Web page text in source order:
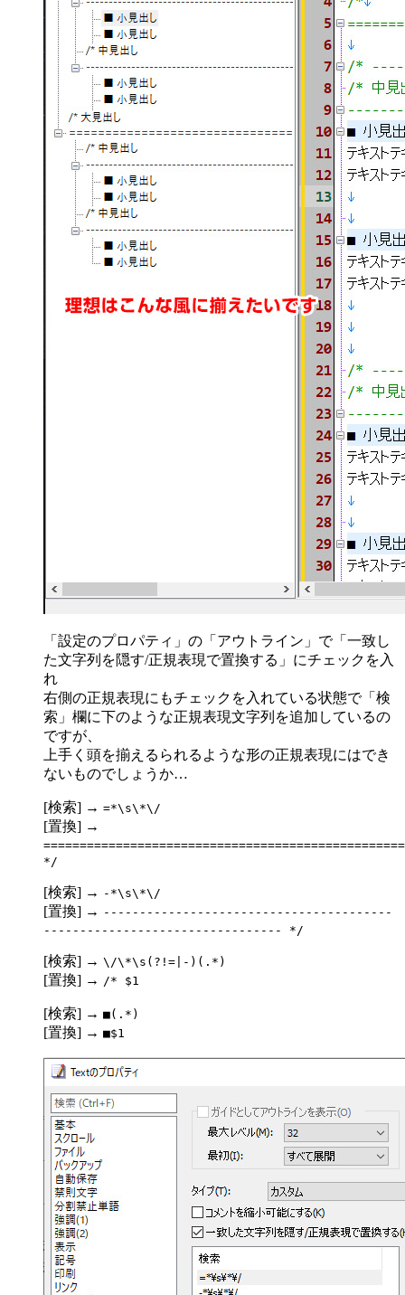
「設定のプロパティ」の「アウトライン」で「一致し
た文字列を隠す/正規表現で置換する」にチェックを入
れ
右側の正規表現にもチェックを入れている状態で「検
索」欄に下のような正規表現文字列を追加しているの
ですが、
上手く頭を揃えるられるような形の正規表現にはでき
ないものでしょうか…
[検索] → =*\s\*\/
[置換] →
*/
[検索] → -*\s\*\/
[置換] → ----------------------------------------
--------------------------------- */
[検索] → \/\*\s(?!=|-)(.*)
[置換] → /* $1
[検索] → ■(.*)
[置換] → ■$1